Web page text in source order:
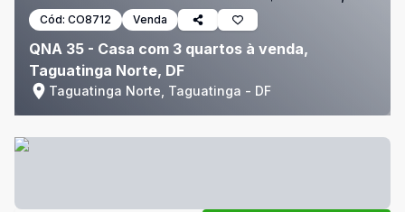
Cód: CO8712 Venda
QNA 35 - Casa com 3 quartos à venda,
Taguatinga Norte, DF
Taguatinga Norte, Taguatinga - DF